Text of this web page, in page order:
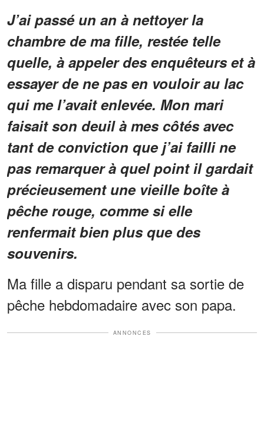
J’ai passé un an à nettoyer la
chambre de ma fille, restée telle
quelle, à appeler des enquêteurs et à
essayer de ne pas en vouloir au lac
qui me l’avait enlevée. Mon mari
faisait son deuil à mes côtés avec
tant de conviction que j’ai failli ne
pas remarquer à quel point il gardait
précieusement une vieille boîte à
pêche rouge, comme si elle
renfermait bien plus que des
souvenirs.
Ma fille a disparu pendant sa sortie de
pêche hebdomadaire avec son papa.
ANNONCES